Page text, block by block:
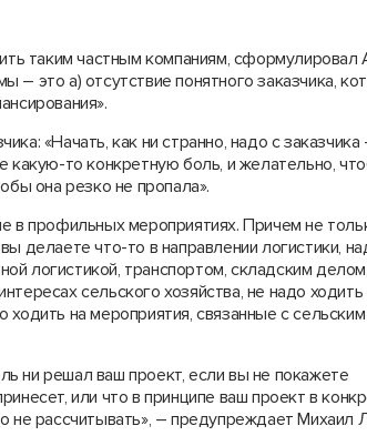
таким частным компаниям, сформулировал
это а) отсутствие понятного заказчика,
«Начать, как ни странно, надо с
какую-то конкретную боль, и желательно,
она резко не пропала».
в профильных мероприятиях. Причем не
делаете что-то в направлении логистики,
логистикой, транспортом, складским делом,
сельского хозяйства, не надо ходить
на мероприятия, связанные с сельским
ни решал ваш проект, если вы не покажете
или что в принципе ваш проект в
не рассчитывать», – предупреждает Михаил